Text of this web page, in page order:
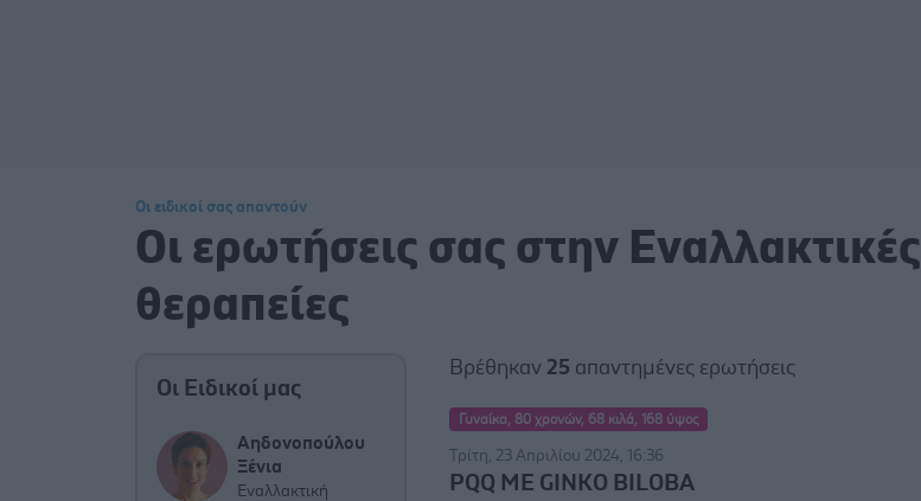
Οι ειδικοί σας απαντούν
Οι ερωτήσεις σας στην Εναλλακτικές
θεραπείες
Οι Ειδικοί μας
Αηδονοπούλου
Ξένια
Εναλλακτική
Βρέθηκαν 25 απαντημένες ερωτήσεις
Γυναίκα, 80 χρονών, 68 κιλά, 168 ύψος
Τρίτη, 23 Απριλίου 2024, 16:36
PQQ ΜΕ GINKO BILOBA